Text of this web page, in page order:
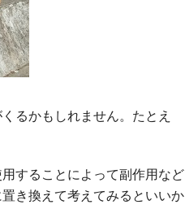
るかもしれません。たとえ
することによって副作用など
き換えて考えてみるといいか